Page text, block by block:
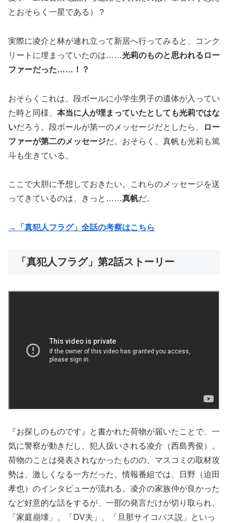
とおそらく一星である）？
実際に凌介と林が連れ立って新居へ行ってみると、コンク
リートに埋まっていたのは……光莉のものと思われるロー
ファーだった……！？
おそらくこれは、段ボールに小学生男子の遺体が入ってい
た時と同様、 本当に人が埋まっていたとしても光莉ではな
いだろう。段ボールが第一のメッセージだとしたら、
ロー
ファーが第二のメッセージだ。おそらく、真帆も光莉も篤
斗も生きている。
ここで大胆に予想しておきたい。これらのメッセージを送
ってきているのは、きっと……真帆だ。
→「真犯人フラグ」全話の考察はこちら
「真犯人フラグ」第2話ストーリー
『お探しのものです』と書かれた荷物が届いたことで、一
気に警察が動きだし、犯人扱いされる凌介（西島秀俊）。
荷物のことは発表されなかったものの、マスコミの取材攻
勢は、激しくなる一方だった。情報番組では、日野（迫田
孝也）のインタビューが流れる。凌介の家族仲が良かった
など好意的な話をするが、一部の発言だけが切り取られ、
「家庭崩壊」、「DV夫」、「旦那サイコパス説」といっ